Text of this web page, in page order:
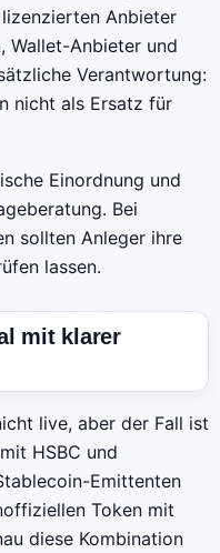
Anbieter
Wallet-Anbieter und
Verantwortung:
nicht als Ersatz für
Einordnung und
Bei
sollten Anleger ihre
lassen.
mit klarer
live, aber der Fall ist
HSBC und
Emittenten
Token mit
diese Kombination